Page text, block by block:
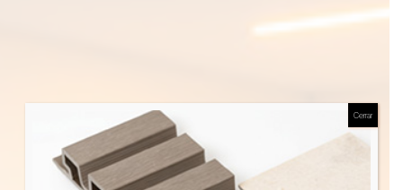
Cerrar